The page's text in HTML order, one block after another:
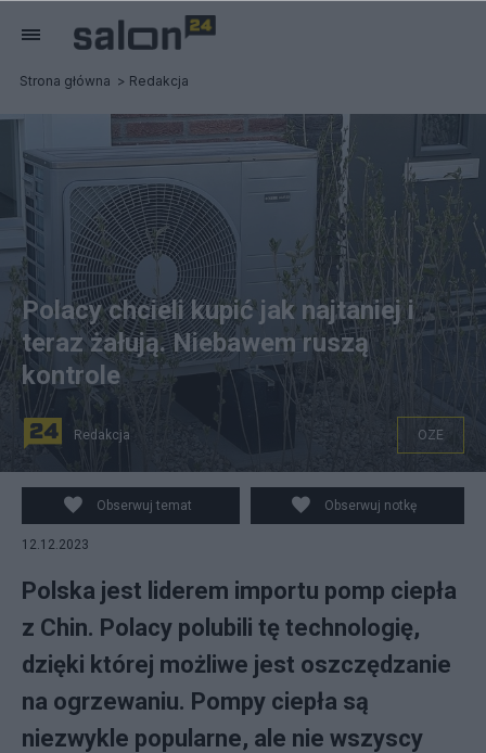
Strona główna Redakcja
Pompa ciepła, fot. gov.pl
Polacy chcieli kupić jak najtaniej i
teraz żałują. Niebawem ruszą
kontrole
Redakcja OZE
Obserwuj temat Obserwuj notkę
12.12.2023
Polska jest liderem importu pomp ciepła
z Chin. Polacy polubili tę technologię,
dzięki której możliwe jest oszczędzanie
na ogrzewaniu. Pompy ciepła są
niezwykle popularne, ale nie wszyscy